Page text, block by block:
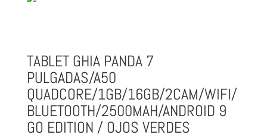
TABLET GHIA PANDA 7
PULGADAS/A50
QUADCORE/1GB/16GB/2CAM/WIFI/
BLUETOOTH/2500MAH/ANDROID 9
GO EDITION / OJOS VERDES